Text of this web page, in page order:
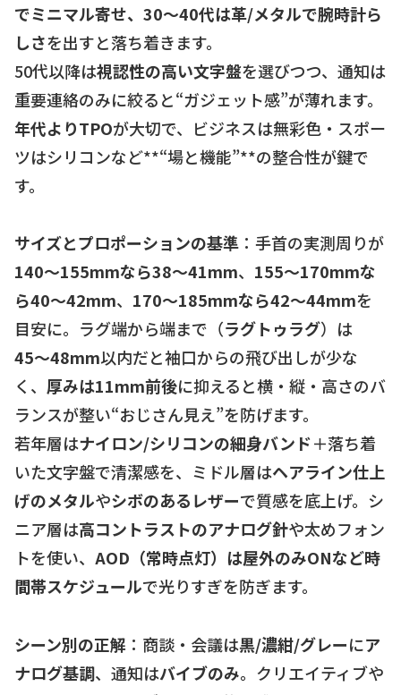
でミニマル寄せ、30〜40代は革/メタルで腕時計ら
しさを出すと落ち着きます。
50代以降は視認性の高い文字盤を選びつつ、通知は
重要連絡のみに絞ると“ガジェット感”が薄れます。
年代よりTPOが大切で、ビジネスは無彩色・スポー
ツはシリコンなど**“場と機能”**の整合性が鍵で
す。
サイズとプロポーションの基準 ：手首の実測周りが
140〜155mmなら38〜41mm、 155〜170mmな
ら40〜42mm、 170〜185mmなら42〜44mmを
目安に。ラグ端から端まで（ラグトゥラグ）は
45〜48mm以内だと袖口からの飛び出しが少な
く、 厚みは11mm前後に抑えると横・縦・高さのバ
ランスが整い“おじさん見え”を防げます。
若年層はナイロン/シリコンの細身バンド＋落ち着
いた文字盤で清潔感を、ミドル層はヘアライン仕上
げのメタルやシボのあるレザーで質感を底上げ。シ
ニア層は高コントラストのアナログ針や太めフォン
トを使い、 AOD（常時点灯） は屋外のみONなど時
間帯スケジュールで光りすぎを防ぎます。
シーン別の正解 ：商談・会議は黒/濃紺/グレーにア
ナログ基調、通知はバイブのみ。クリエイティブや